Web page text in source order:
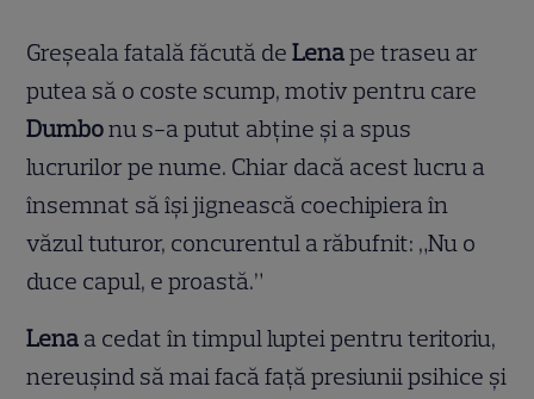
Greșeala fatală făcută deLenape traseu ar
putea să o coste scump, motiv pentru care
Dumbonu s-a putut abține și a spus
lucrurilor pe nume. Chiar dacă acest lucru a
însemnat să își jignească coechipiera în
văzul tuturor, concurentul a răbufnit: „Nu o
duce capul, e proastă.”
Lena a cedat în timpul luptei pentru teritoriu,
nereușind să mai facă față presiunii psihice și